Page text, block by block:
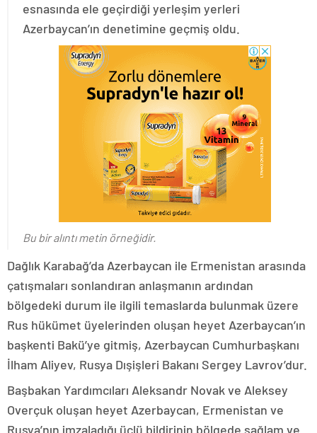
esnasında ele geçirdiği yerleşim yerleri
Azerbaycan’ın denetimine geçmiş oldu.
Bu bir alıntı metin örneğidir.
Dağlık Karabağ’da Azerbaycan ile Ermenistan arasında
çatışmaları sonlandıran anlaşmanın ardından
bölgedeki durum ile ilgili temaslarda bulunmak üzere
Rus hükümet üyelerinden oluşan heyet Azerbaycan’ın
başkenti Bakü’ye gitmiş, Azerbaycan Cumhurbaşkanı
İlham Aliyev, Rusya Dışişleri Bakanı Sergey Lavrov’dur.
Başbakan Yardımcıları Aleksandr Novak ve Aleksey
Overçuk oluşan heyet Azerbaycan, Ermenistan ve
Rusya’nın imzaladığı üçlü bildirinin bölgede sağlam ve